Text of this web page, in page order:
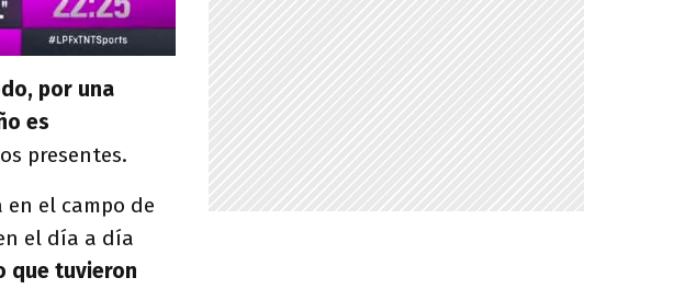
por una
es
presentes.
en el campo de
el día a día
que tuvieron